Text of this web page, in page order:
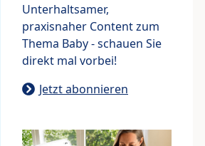
Unterhaltsamer,
praxisnaher Content zum
Thema Baby - schauen Sie
direkt mal vorbei!
Jetzt abonnieren